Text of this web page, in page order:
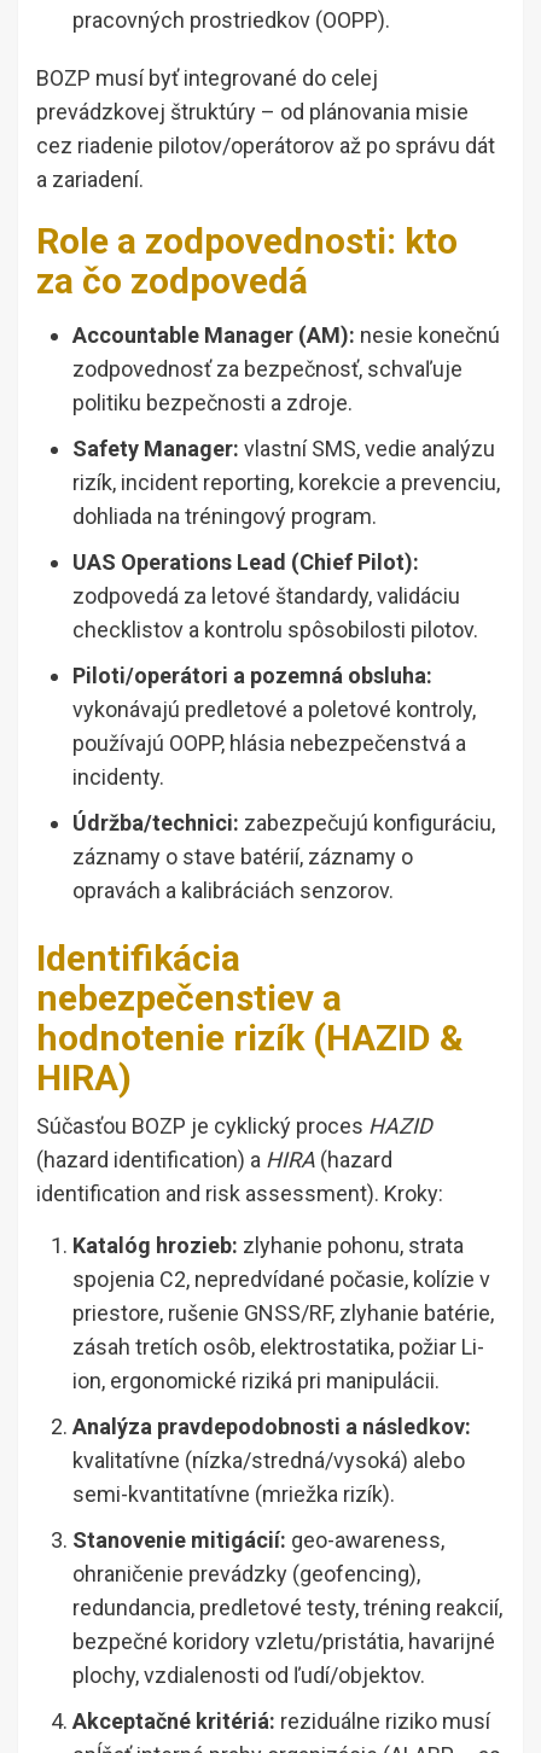
pracovných prostriedkov (OOPP).
BOZP musí byť integrované do celej
prevádzkovej štruktúry – od plánovania misie
cez riadenie pilotov/operátorov až po správu dát
a zariadení.
Role a zodpovednosti: kto
za čo zodpovedá
Accountable Manager (AM): nesie konečnú
zodpovednosť za bezpečnosť, schvaľuje
politiku bezpečnosti a zdroje.
Safety Manager: vlastní SMS, vedie analýzu
rizík, incident reporting, korekcie a prevenciu,
dohliada na tréningový program.
UAS Operations Lead (Chief Pilot):
zodpovedá za letové štandardy, validáciu
checklistov a kontrolu spôsobilosti pilotov.
Piloti/operátori a pozemná obsluha:
vykonávajú predletové a poletové kontroly,
používajú OOPP, hlásia nebezpečenstvá a
incidenty.
Údržba/technici: zabezpečujú konfiguráciu,
záznamy o stave batérií, záznamy o
opravách a kalibráciách senzorov.
Identifikácia
nebezpečenstiev a
hodnotenie rizík (HAZID &
HIRA)
Súčasťou BOZP je cyklický proces HAZID
(hazard identification) a HIRA (hazard
identification and risk assessment). Kroky:
Katalóg hrozieb: zlyhanie pohonu, strata
spojenia C2, nepredvídané počasie, kolízie v
priestore, rušenie GNSS/RF, zlyhanie batérie,
zásah tretích osôb, elektrostatika, požiar Li-
ion, ergonomické riziká pri manipulácii.
Analýza pravdepodobnosti a následkov:
kvalitatívne (nízka/stredná/vysoká) alebo
semi-kvantitatívne (mriežka rizík).
Stanovenie mitigácií: geo-awareness,
ohraničenie prevádzky (geofencing),
redundancia, predletové testy, tréning reakcií,
bezpečné koridory vzletu/pristátia, havarijné
plochy, vzdialenosti od ľudí/objektov.
Akceptačné kritériá: reziduálne riziko musí